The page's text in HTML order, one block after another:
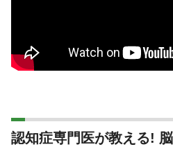
認知症専門医が教える!